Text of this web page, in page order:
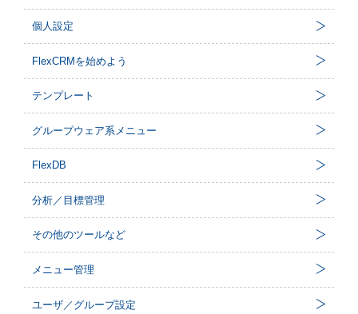
個人設定
FlexCRMを始めよう
テンプレート
グループウェア系メニュー
FlexDB
分析／目標管理
その他のツールなど
メニュー管理
ユーザ／グループ設定